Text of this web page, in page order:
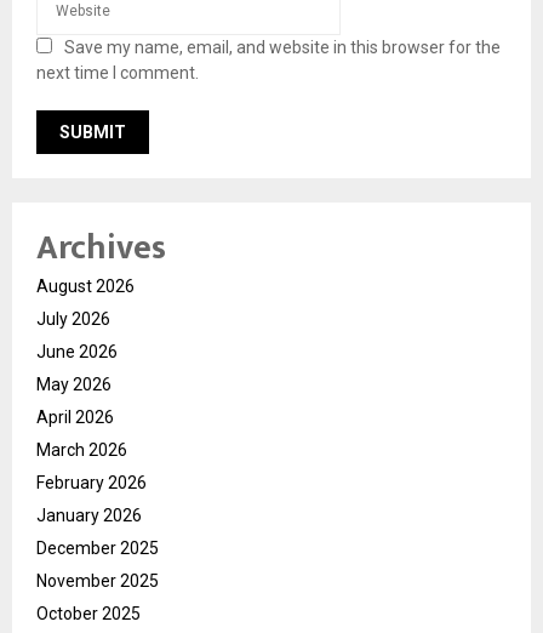
Save my name, email, and website in this browser for the
next time I comment.
Archives
August 2026
July 2026
June 2026
May 2026
April 2026
March 2026
February 2026
January 2026
December 2025
November 2025
October 2025